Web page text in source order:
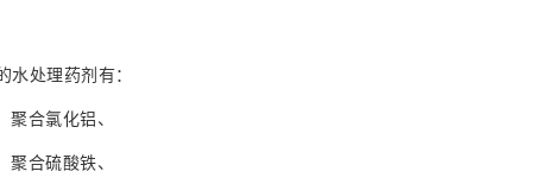
水处理药剂有：
聚合氯化铝、
聚合硫酸铁、
2021-06-10
关于公司组织员工春游活动的通
知(4.3k)